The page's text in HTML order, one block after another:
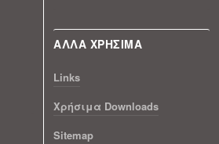
ΑΛΛΑ ΧΡΗΣΙΜΑ
Links
Xρήσιμα Downloads
Sitemap